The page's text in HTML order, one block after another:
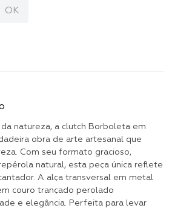
da natureza, a clutch Borboleta em
obra de arte artesanal que
Com seu formato gracioso,
natural, esta peça única reflete
A alça transversal em metal
couro trançado perolado
e elegância. Perfeita para levar